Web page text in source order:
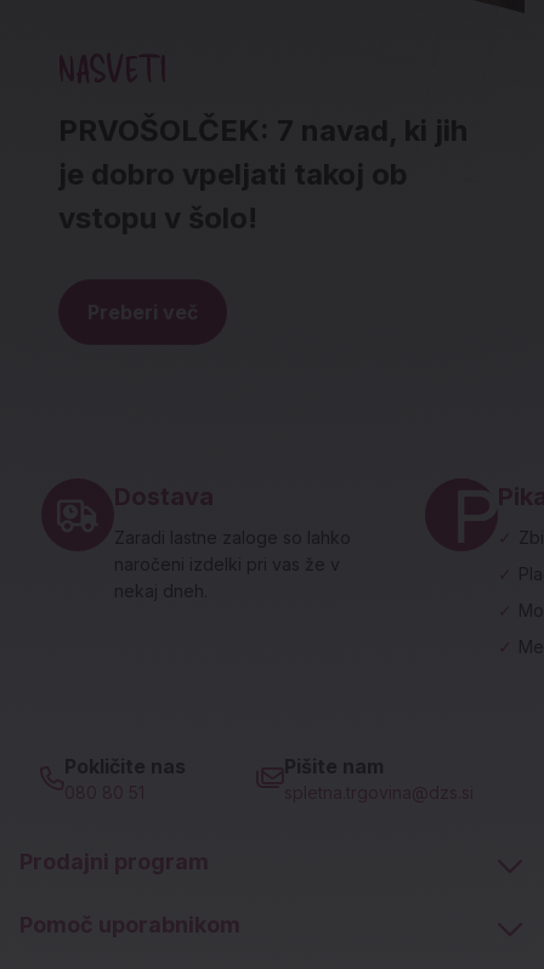
NASVETI
PRVOŠOLČEK: 7 navad, ki jih
je dobro vpeljati takoj ob
vstopu v šolo!
Preberi več
Dostava
Zaradi lastne zaloge so lahko
naročeni izdelki pri vas že v
nekaj dneh.
✓
✓
Pokličite nas
080 80 51
Pišite nam
spletna.trgovina@dzs.si
Prodajni program
Pomoč uporabnikom